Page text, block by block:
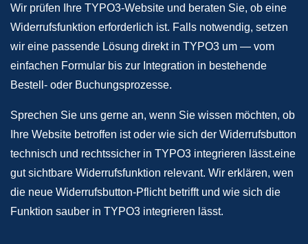
Wir prüfen Ihre TYPO3-Website und beraten Sie, ob eine
Widerrufsfunktion erforderlich ist. Falls notwendig, setzen
wir eine passende Lösung direkt in TYPO3 um — vom
einfachen Formular bis zur Integration in bestehende
Bestell- oder Buchungsprozesse.
Sprechen Sie uns gerne an, wenn Sie wissen möchten, ob
Ihre Website betroffen ist oder wie sich der Widerrufsbutton
technisch und rechtssicher in TYPO3 integrieren lässt.eine
gut sichtbare Widerrufsfunktion relevant. Wir erklären, wen
die neue Widerrufsbutton-Pflicht betrifft und wie sich die
Funktion sauber in TYPO3 integrieren lässt.